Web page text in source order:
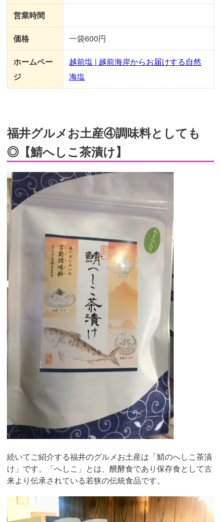
営業時間
価格 一袋600円
ホームペー
ジ
越前塩 | 越前海岸からお届けする自然
海塩
福井グルメお土産④調味料としても
◎【鯖へしこ茶漬け】
続いてご紹介する福井のグルメお土産は「鯖のへしこ茶漬
け」です。「へしこ」とは、醗酵食であり保存食として古
来より伝承されている若狭の伝統食品です。